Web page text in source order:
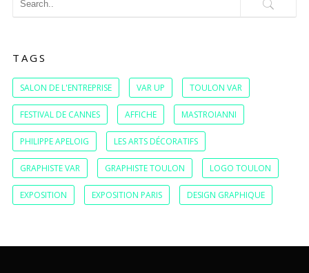
TAGS
SALON DE L'ENTREPRISE VAR UP TOULON VAR
FESTIVAL DE CANNES AFFICHE MASTROIANNI
PHILIPPE APELOIG LES ARTS DÉCORATIFS
GRAPHISTE VAR GRAPHISTE TOULON LOGO TOULON
EXPOSITION EXPOSITION PARIS DESIGN GRAPHIQUE